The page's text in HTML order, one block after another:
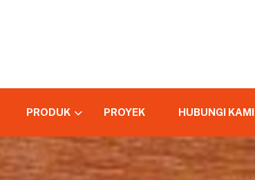
PRODUK PROYEK HUBUNGI KAMI